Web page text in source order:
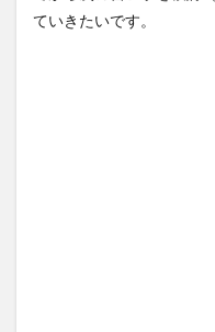
ていきたいです。